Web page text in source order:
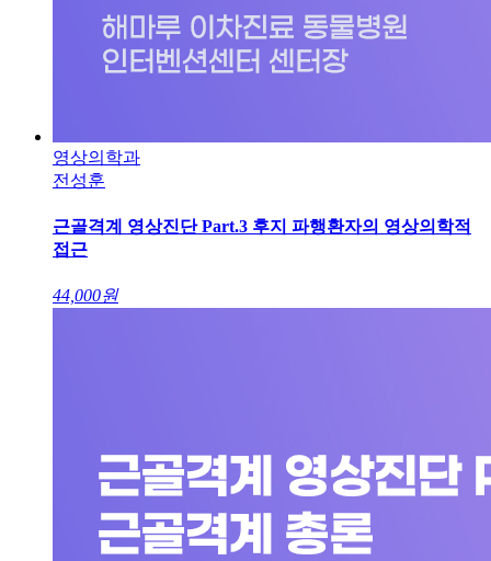
영상의학과
전성훈
근골격계 영상진단 Part.3 후지 파행환자의 영상의학적
접근
44,000원